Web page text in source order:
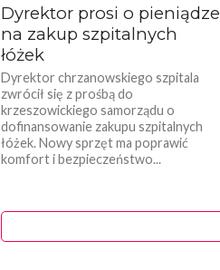
Dyrektor prosi o pieniądze
na zakup szpitalnych
łóżek
Dyrektor chrzanowskiego szpitala
zwrócił się z prośbą do
krzeszowickiego samorządu o
dofinansowanie zakupu szpitalnych
łóżek. Nowy sprzęt ma poprawić
komfort i bezpieczeństwo...